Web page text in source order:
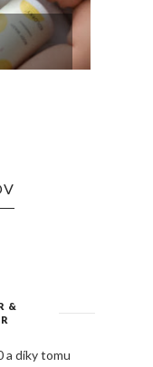
&
a díky tomu